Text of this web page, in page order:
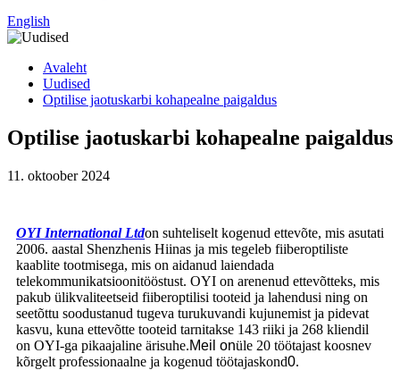
English
Avaleht
Uudised
Optilise jaotuskarbi kohapealne paigaldus
Optilise jaotuskarbi kohapealne paigaldus
11. oktoober 2024
OYI International Ltdon suhteliselt kogenud ettevõte, mis asutati
2006. aastal Shenzhenis Hiinas ja mis tegeleb fiiberoptiliste
kaablite tootmisega, mis on aidanud laiendada
telekommunikatsioonitööstust. OYI on arenenud ettevõtteks, mis
pakub ülikvaliteetseid fiiberoptilisi tooteid ja lahendusi ning on
seetõttu soodustanud tugeva turukuvandi kujunemist ja pidevat
kasvu, kuna ettevõtte tooteid tarnitakse 143 riiki ja 268 kliendil
on OYI-ga pikaajaline ärisuhe.Meil onüle 20 töötajast koosnev
kõrgelt professionaalne ja kogenud töötajaskond0.